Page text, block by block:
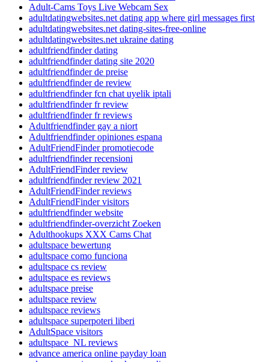
Adult-Cams Toys Live Webcam Sex
adultdatingwebsites.net dating app where girl messages first
adultdatingwebsites.net dating-sites-free-online
adultdatingwebsites.net ukraine dating
adultfriendfinder dating
adultfriendfinder dating site 2020
adultfriendfinder de preise
adultfriendfinder de review
adultfriendfinder fcn chat uyelik iptali
adultfriendfinder fr review
adultfriendfinder fr reviews
Adultfriendfinder gay a niort
Adultfriendfinder opiniones espana
AdultFriendFinder promotiecode
adultfriendfinder recensioni
AdultFriendFinder review
adultfriendfinder review 2021
AdultFriendFinder reviews
AdultFriendFinder visitors
adultfriendfinder website
adultfriendfinder-overzicht Zoeken
Adulthookups XXX Cams Chat
adultspace bewertung
adultspace como funciona
adultspace cs review
adultspace es reviews
adultspace preise
adultspace review
adultspace reviews
adultspace superpoteri liberi
AdultSpace visitors
adultspace_NL reviews
advance america online payday loan